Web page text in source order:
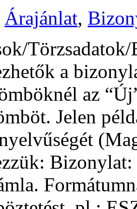
Árajánlat,
a
az
Jelen